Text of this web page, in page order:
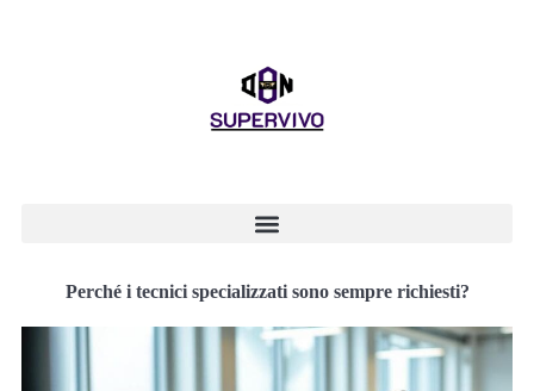
Perché i tecnici specializzati sono sempre richiesti?